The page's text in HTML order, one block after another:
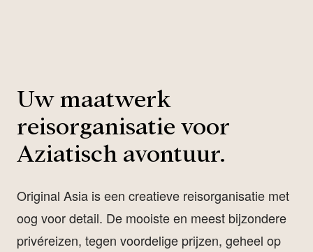
Uw maatwerk
reisorganisatie voor
Aziatisch avontuur.
Original Asia is een creatieve reisorganisatie met
oog voor detail. De mooiste en meest bijzondere
privéreizen, tegen voordelige prijzen, geheel op